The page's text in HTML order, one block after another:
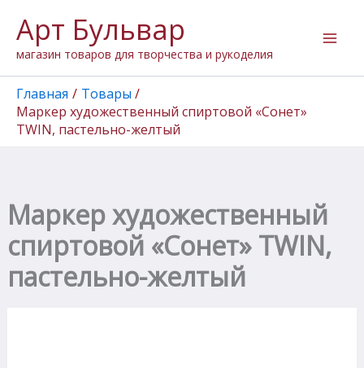
содержимому
Арт Бульвар
магазин товаров для творчества и рукоделия
Главная
Товары
Маркер художественный спиртовой «Сонет»
TWIN, пастельно-желтый
Маркер художественный
спиртовой «Сонет» TWIN,
пастельно-желтый
товара
Маркер
художественный
спиртовой
"Сонет"
пастельно-
желтый